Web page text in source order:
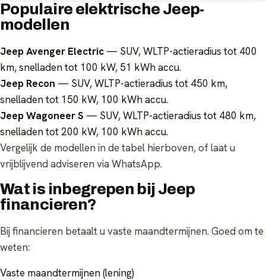
Populaire elektrische Jeep-
modellen
Jeep Avenger Electric — SUV, WLTP-actieradius tot 400
km, snelladen tot 100 kW, 51 kWh accu.
Jeep Recon — SUV, WLTP-actieradius tot 450 km,
snelladen tot 150 kW, 100 kWh accu.
Jeep Wagoneer S — SUV, WLTP-actieradius tot 480 km,
snelladen tot 200 kW, 100 kWh accu.
Vergelijk de modellen in de tabel hierboven, of laat u
vrijblijvend adviseren via WhatsApp.
Wat is inbegrepen bij Jeep
financieren?
Bij financieren betaalt u vaste maandtermijnen. Goed om te
weten:
Vaste maandtermijnen (lening)